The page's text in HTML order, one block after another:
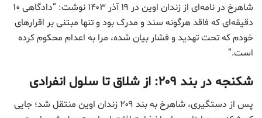
شاهرخ در نامه‌ای از زندان اوین در ۱۹ آذر ۱۴۰۳ نوشت: “دادگاهی ۱۰
دقیقه‌ای که فاقد هرگونه سند و مدرک بود و تنها مبتنی بر اقرارهای
خودم که تحت تهدید و فشار بیان شده، مرا به اعدام محکوم کرده
است.”
شکنجه در بند ۲۰۹: از شلاق تا سلول انفرادی
پس از دستگیری، شاهرخ به بند ۲۰۹ زندان اوین منتقل شد؛ جایی